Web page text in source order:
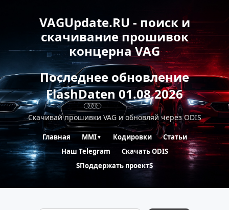
VAGUpdate.RU - поиск и
скачивание прошивок
концерна VAG
Последнее обновление
FlashDaten 01.08.2026
Скачивай прошивки VAG и обновляй через ODIS
Главная MMI▼ Кодировки
Статьи
Наш Telegram
Скачать ODIS
$Поддержать проект$